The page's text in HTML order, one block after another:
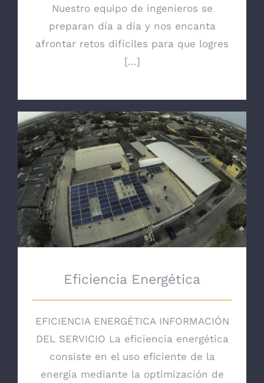
Nuestro equipo de ingenieros se
preparan día a día y nos encanta
afrontar retos difíciles para que logres
[...]
Eficiencia Energética
Eficiencia Energética
EFICIENCIA ENERGÉTICA INFORMACIÓN
DEL SERVICIO La eficiencia energética
consiste en el uso eficiente de la
energía mediante la optimización de